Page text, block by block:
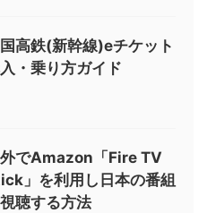
高鉄(新幹線)eチケット
・乗り方ガイド
でAmazon「Fire TV
」を利用し日本の番組
聴する方法